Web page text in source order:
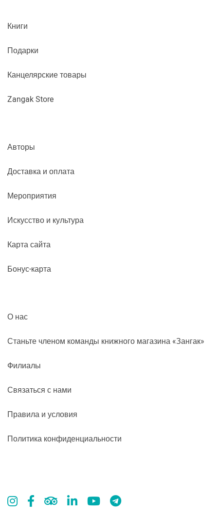
Книги
Подарки
Канцелярские товары
Zangak Store
Авторы
Доставка и оплата
Мероприятия
Искусство и культура
Карта сайта
Бонус-карта
О нас
Станьте членом команды книжного магазина «Зангак»
Филиалы
Связаться с нами
Правила и условия
Политика конфиденциальности